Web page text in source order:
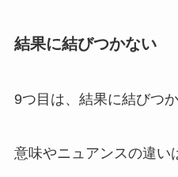
結果に結びつかない
9つ目は、結果に結びつか
意味やニュアンスの違い